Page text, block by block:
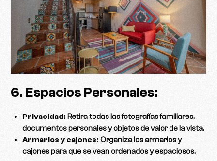
6. Espacios Personales:
Privacidad: Retira todas las fotografías familiares,
documentos personales y objetos de valor de la vista.
Armarios y cajones: Organiza los armarios y
cajones para que se vean ordenados y espaciosos.